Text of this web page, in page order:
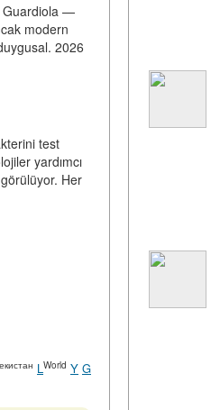
Guardiola —
modern
2026
test
yardımcı
Her
LWorld Y G